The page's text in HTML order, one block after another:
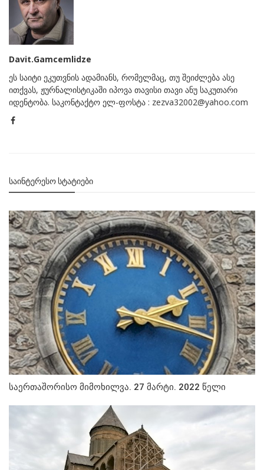
Davit.Gamcemlidze
ეს საიტი ეკუთვნის ადამიანს, რომელმაც, თუ შეიძლება ასე
ითქვას, ჟურნალისტიკაში იპოვა თავისი თავი ანუ საკუთარი
იდენტობა. საკონტაქტო ელ-ფოსტა : zezva32002@yahoo.com
ᲡᲐᲘᲜᲢᲔᲠᲔᲡᲝ ᲡᲢᲐᲢᲘᲔᲑᲘ
საერთაშორისო მიმოხილვა. 27 მარტი. 2022 წელი